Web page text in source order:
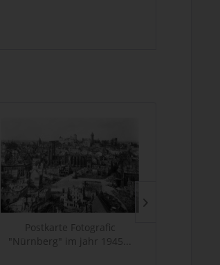
Postkarte Fotografic
"Nürnberg" im jahr 1945...